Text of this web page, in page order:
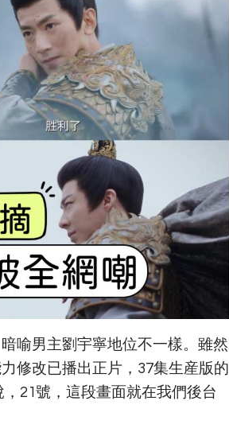
喻男主劉宇寧地位不一樣。雖然
修改已播出正片，37集生産版的
21號，這段畫面就在我們後台